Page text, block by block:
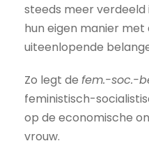
steeds meer verdeeld
hun eigen manier
uiteenlopende
Zo legt de fem.-soc.-
feministisch-
op de economische
vrouw.